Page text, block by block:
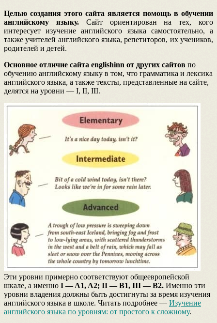
Целью создания этого сайта является помощь в обучении
английскому языку.Сайт ориентирован на тех, кого
интересует изучение английского языка самостоятельно, а
также учителей английского языка, репетиторов, их учеников,
родителей и детей.
Основное отличие сайта englishinn от других сайтов по
обучению английскому языку в том, что грамматика и лексика
английского языка, а также тексты, представленные на сайте,
делятся на уровни — I, II, III.
Эти уровни примерно соответствуют общеевропейской
шкале, а именно I — A1, A2; II — B1, III — B2. Именно эти
уровни владения должны быть достигнуты за время изучения
английского языка в школе. Читать подробнее — Изучение
английского языка по уровням: от простого к сложному.